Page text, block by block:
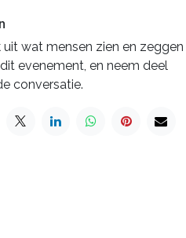
uit wat mensen zien en zeggen
evenement, en neem deel
conversatie.